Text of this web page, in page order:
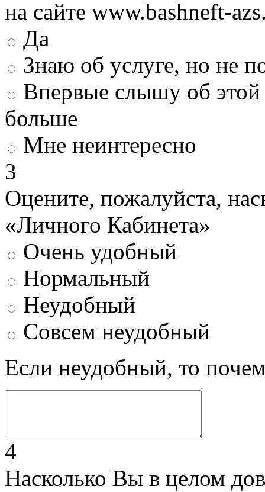
на сайте www.bashneft-
Да
Знаю об услуге, но не
Впервые слышу об этой
больше
Мне неинтересно
3
Оцените, пожалуйста,
«Личного Кабинета»
Очень удобный
Нормальный
Неудобный
Совсем неудобный
Если неудобный, то
4
Насколько Вы в целом